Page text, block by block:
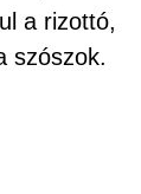
a rizottó,
szószok.